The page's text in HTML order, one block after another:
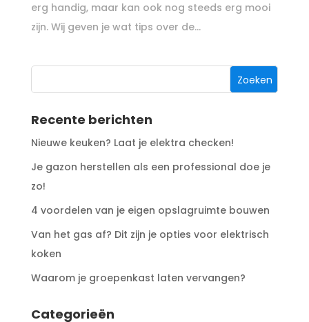
erg handig, maar kan ook nog steeds erg mooi
zijn. Wij geven je wat tips over de...
Recente berichten
Nieuwe keuken? Laat je elektra checken!
Je gazon herstellen als een professional doe je
zo!
4 voordelen van je eigen opslagruimte bouwen
Van het gas af? Dit zijn je opties voor elektrisch
koken
Waarom je groepenkast laten vervangen?
Categorieën